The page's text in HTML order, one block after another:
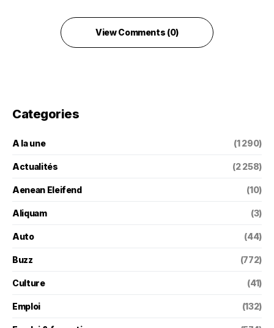
View Comments (0)
Categories
A la une (1 290)
Actualités (2 258)
Aenean Eleifend (10)
Aliquam (3)
Auto (44)
Buzz (772)
Culture (41)
Emploi (132)